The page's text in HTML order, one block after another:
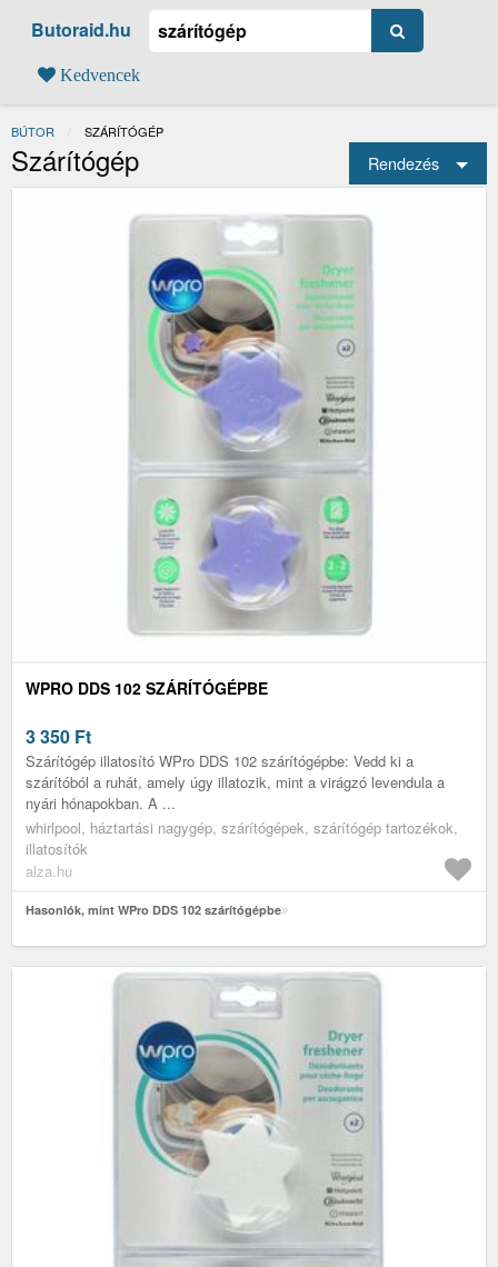
Butoraid.hu
Kedvencek
BÚTOR JELENLEGI:
SZÁRÍTÓGÉP
Szárítógép Rendezés
WPRO DDS 102 SZÁRÍTÓGÉPBE
3 350 Ft
Szárítógép illatosító WPro DDS 102 szárítógépbe: Vedd ki a
szárítóból a ruhát, amely úgy illatozik, mint a virágzó levendula a
nyári hónapokban. A ...
whirlpool, háztartási nagygép, szárítógépek, szárítógép tartozékok,
illatosítók
alza.hu
Hasonlók, mint WPro DDS 102 szárítógépbe